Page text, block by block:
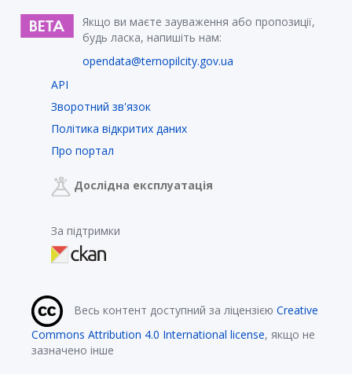
Якщо ви маєте зауваження або пропозиції,
будь ласка, напишіть нам:
opendata@ternopilcity.gov.ua
API
Зворотний зв'язок
Політика відкритих даних
Про портал
Дослідна експлуатація
За підтримки
Весь контент доступний за ліцензією Creative
Commons Attribution 4.0 International license, якщо не
зазначено інше